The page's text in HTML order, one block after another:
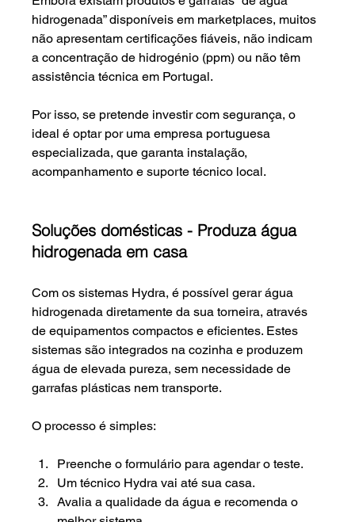
hidrogenada” disponíveis em marketplaces, muitos
não apresentam certificações fiáveis, não indicam
a concentração de hidrogénio (ppm) ou não têm
assistência técnica em Portugal.
Por isso, se pretende investir com segurança, o
ideal é optar por uma empresa portuguesa
especializada, que garanta instalação,
acompanhamento e suporte técnico local.
Soluções domésticas - Produza água
hidrogenada em casa
Com os sistemas Hydra, é possível gerar água
hidrogenada diretamente da sua torneira, através
de equipamentos compactos e eficientes. Estes
sistemas são integrados na cozinha e produzem
água de elevada pureza, sem necessidade de
garrafas plásticas nem transporte.
O processo é simples:
Preenche o formulário para agendar o teste.
Um técnico Hydra vai até sua casa.
Avalia a qualidade da água e recomenda o